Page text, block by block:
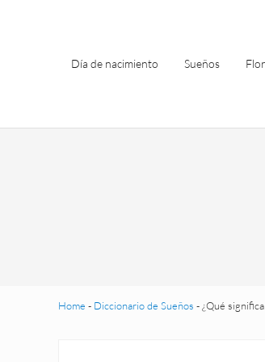
Día de nacimiento Sueños
Home - Diccionario de Sueños - ¿Qué